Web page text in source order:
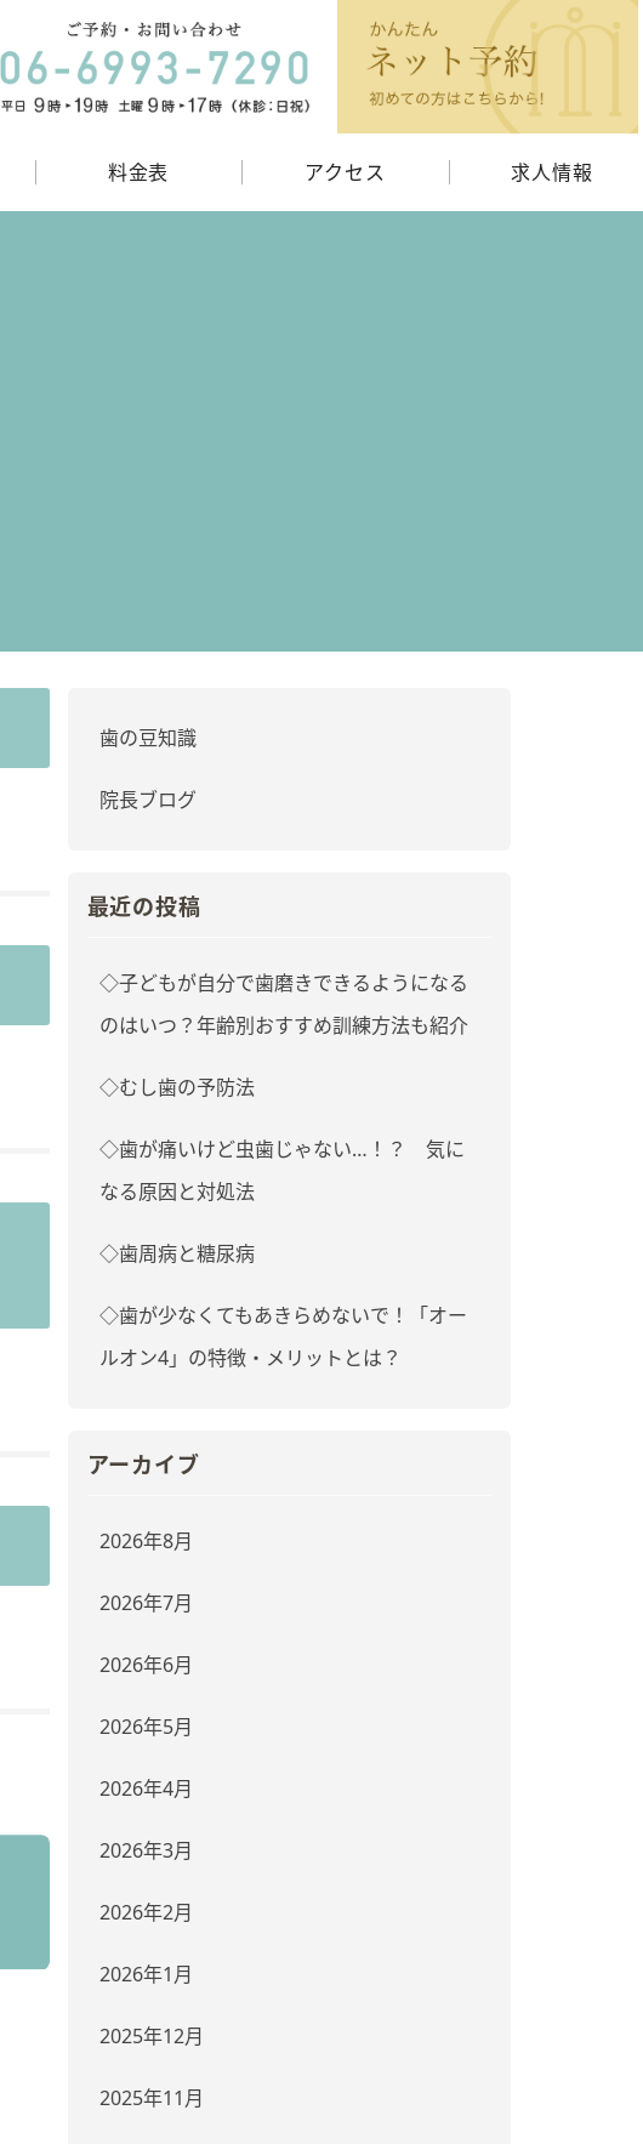
料金表 アクセス 求人情報
歯の豆知識
院長ブログ
最近の投稿
◇子どもが自分で歯磨きできるようになる
のはいつ？年齢別おすすめ訓練方法も紹介
◇むし歯の予防法
◇歯が痛いけど虫歯じゃない…！？ 気に
なる原因と対処法
◇歯周病と糖尿病
◇歯が少なくてもあきらめないで！「オー
ルオン4」の特徴・メリットとは？
アーカイブ
2026年8月
2026年7月
2026年6月
2026年5月
2026年4月
2026年3月
2026年2月
2026年1月
2025年12月
2025年11月